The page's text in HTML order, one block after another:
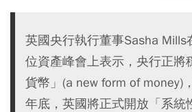
英國央行執行董事Sasha Mills
位資產峰會上表示，央行正將
貨幣」(a new form of money)
年底，英國將正式開放「系統